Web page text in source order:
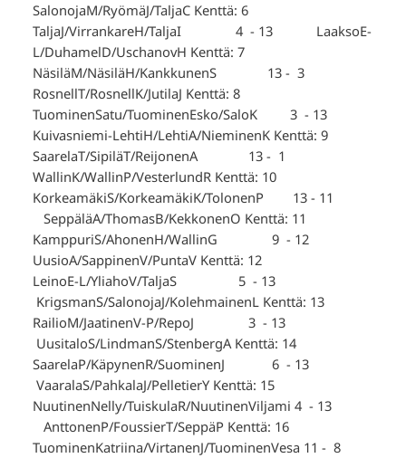
SalonojaM/RyömäJ/TaljaC Kenttä: 6
TaljaJ/VirrankareH/TaljaI 4 - 13 LaaksoE-
L/DuhamelD/UschanovH Kenttä: 7
NäsiläM/NäsiläH/KankkunenS 13 - 3
RosnellT/RosnellK/JutilaJ Kenttä: 8
TuominenSatu/TuominenEsko/SaloK 3 - 13
Kuivasniemi-LehtiH/LehtiA/NieminenK Kenttä: 9
SaarelaT/SipiläT/ReijonenA 13 - 1
WallinK/WallinP/VesterlundR Kenttä: 10
KorkeamäkiS/KorkeamäkiK/TolonenP 13 - 11
SeppäläA/ThomasB/KekkonenO Kenttä: 11
KamppuriS/AhonenH/WallinG 9 - 12
UusioA/SappinenV/PuntaV Kenttä: 12
LeinoE-L/YliahoV/TaljaS 5 - 13
KrigsmanS/SalonojaJ/KolehmainenL Kenttä: 13
RailioM/JaatinenV-P/RepoJ 3 - 13
UusitaloS/LindmanS/StenbergA Kenttä: 14
SaarelaP/KäpynenR/SuominenJ 6 - 13
VaaralaS/PahkalaJ/PelletierY Kenttä: 15
NuutinenNelly/TuiskulaR/NuutinenViljami 4 - 13
AnttonenP/FoussierT/SeppäP Kenttä: 16
TuominenKatriina/VirtanenJ/TuominenVesa 11 - 8